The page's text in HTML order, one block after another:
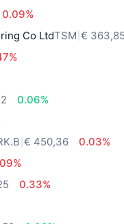
0.09%
Co LtdTSM €
0.06%
€ 450,36
0.03%
0.33%